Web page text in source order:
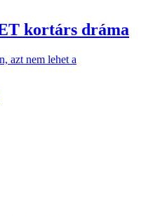
kortárs dráma
azt nem lehet a